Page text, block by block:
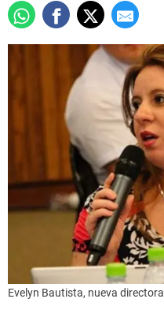
Evelyn Bautista, nueva